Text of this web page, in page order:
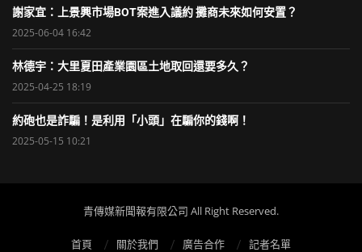
謝家宜：上景興市場BOT案進入議約 攤商未來如何安置？
2025-06-04 16:42
林德宇：大里夏田產業園區土地取回還要多久？
2025-04-25 18:19
約砲也是詐騙！是利用「小頭」在騙你的錢啊！
2025-05-15 10:21
青傳媒新聞報有限公司 All Right Reserved.
首頁 關於我們 廣告合作 記者名單